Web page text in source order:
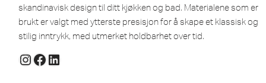
skandinavisk design til ditt kjøkken og bad. Materialene som er
brukt er valgt med ytterste presisjon for å skape et klassisk og
stilig inntrykk, med utmerket holdbarhet over tid.